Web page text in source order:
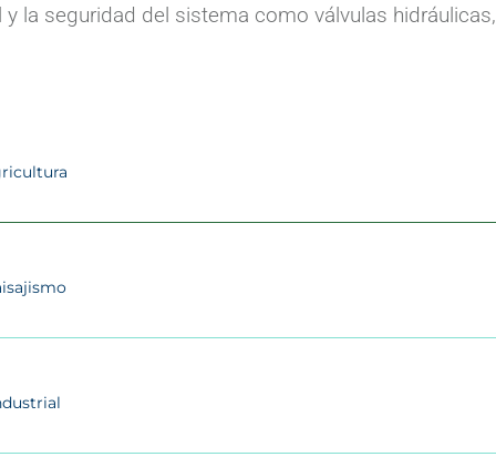
y la seguridad del sistema como válvulas